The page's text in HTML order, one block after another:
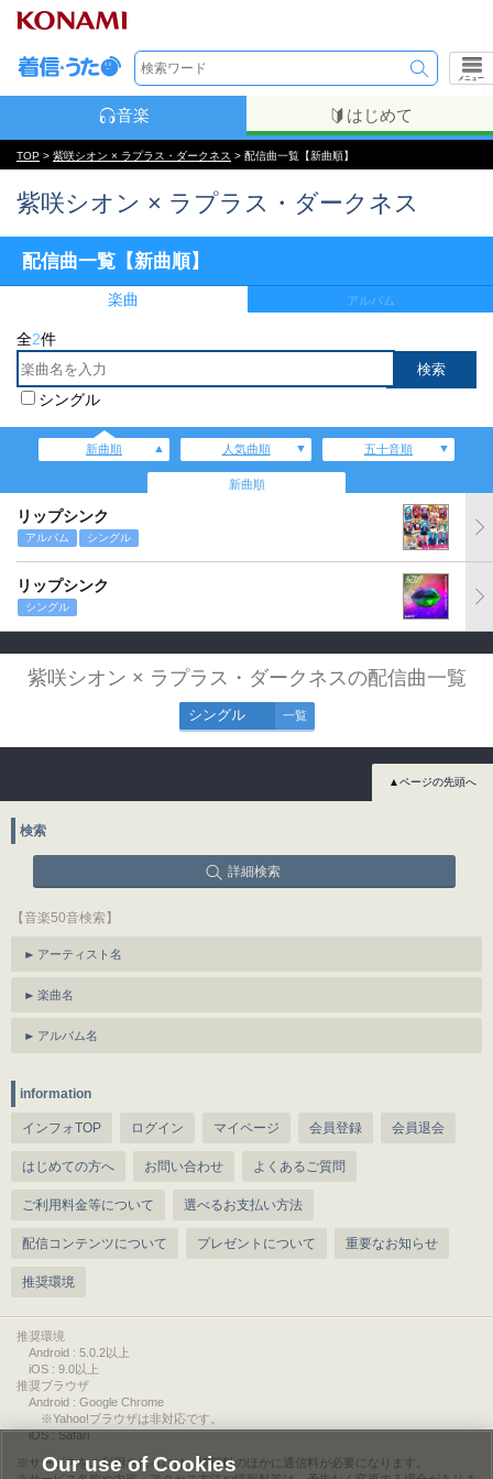
メニュー
音楽 はじめて
TOP > 紫咲シオン × ラプラス・ダークネス > 配信曲一覧【新曲順】
紫咲シオン × ラプラス・ダークネス
配信曲一覧【新曲順】
楽曲 アルバム
全2件
シングル
新曲順 人気曲順 五十音順
新曲順
リップシンク
アルバム シングル
リップシンク
シングル
紫咲シオン × ラプラス・ダークネスの配信曲一覧
シングル 一覧
▲ページの先頭へ
検索
詳細検索
【音楽50音検索】
アーティスト名
楽曲名
アルバム名
information
インフォTOP ログイン マイページ 会員登録 会員退会
はじめての方へ お問い合わせ よくあるご質問
ご利用料金等について 選べるお支払い方法
配信コンテンツについて プレゼントについて 重要なお知らせ
推奨環境
推奨環境
Android : 5.0.2以上
iOS : 9.0以上
推奨ブラウザ
Android : Google Chrome
※Yahoo!ブラウザは非対応です。
iOS : Safari
サービスをご利用されるには、情報料のほかに通信料が必要になります。
Our use of Cookies